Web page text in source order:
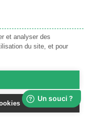
et analyser des
du site, et pour
ECHINACÉE
TEINTURE MÈRE BIO